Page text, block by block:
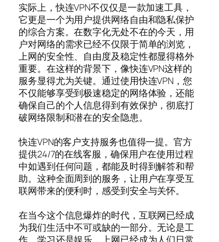
实际上，快连VPN不仅仅是一款加速工具，
它更是一个为用户提供网络自由和隐私保护
的综合方案。在数字化无处不在的今天，用
户对网络的需求已经不仅限于简单的浏览，
上网的安全性、自由度及稳定性都显得格外
重要。在这样的背景下，像快连VPN这样的
服务显得尤为关键。通过使用快连VPN，您
不仅能够享受到极速稳定的网络体验，还能
确保自己的个人信息得到有效保护，彻底打
破网络限制和潜在的安全隐患。
快连VPN的客户支持服务也值得一提。官方
提供24/7的在线客服，确保用户在使用过程
中如遇到任何问题，都能及时得到解答和帮
助。这种全面周到的服务，让用户在享受互
联网带来的便利时，感受到安全与关怀。
在当今这个信息爆炸的时代，互联网已经成
为我们生活中不可或缺的一部分。无论是工